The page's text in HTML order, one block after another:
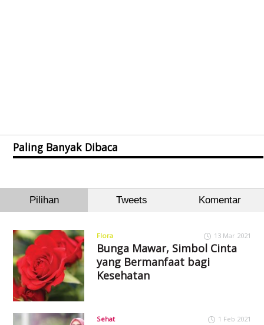
Paling Banyak Dibaca
Pilihan Tweets Komentar
Flora 13 Mar 2021
Bunga Mawar, Simbol Cinta
yang Bermanfaat bagi
Kesehatan
Sehat 1 Feb 2021